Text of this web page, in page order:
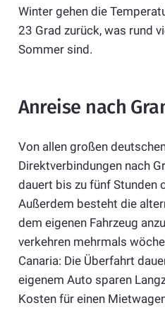
Winter gehen die
23 Grad zurück, was rund
Sommer sind.
Anreise nach
Von allen großen
Direktverbindungen nach
dauert bis zu fünf Stunden
Außerdem besteht die
dem eigenen Fahrzeug
verkehren mehrmals
Canaria: Die Überfahrt
eigenem Auto sparen
Kosten für einen